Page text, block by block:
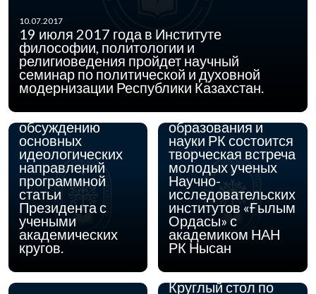
10.07.2017
19 июля 2017 года в Институте
философии, политологии и
религиоведения пройдет научный
семинар по политической и духовной
модернизации Республики Казахстан.
07.06.2017
21 июня 2017
года состоится
встреча по
обсуждению
основных
идеологических
направлений
программной
статьи
Президента с
учеными
академических
кругов.
10.00 ч. в
Институте
философии,
политологии и
религиоведения
Министерства
образования и
науки РК состоится
творческая встреча
молодых ученых
Научно-
исследовательских
институтов «Ғылым
Ордасы» с
академиком НАН
РК Нысан
25.04.2017
года состоится
Круглый стол по